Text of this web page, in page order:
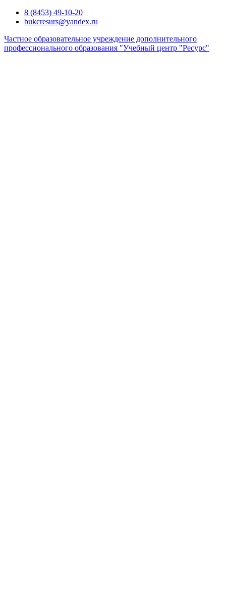
Перейти8 (8453) 49-10-20
bukcresurs@yandex.ru
Частное образовательное учреждение дополнительного
профессионального образования "Учебный центр "Ресурс"